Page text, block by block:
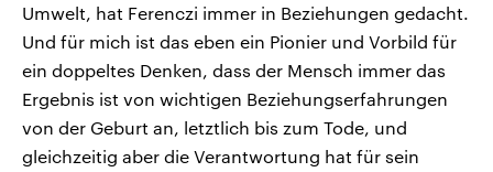
Umwelt, hat Ferenczi immer in Beziehungen gedacht.
Und für mich ist das eben ein Pionier und Vorbild für
ein doppeltes Denken, dass der Mensch immer das
Ergebnis ist von wichtigen Beziehungserfahrungen
von der Geburt an, letztlich bis zum Tode, und
gleichzeitig aber die Verantwortung hat für sein